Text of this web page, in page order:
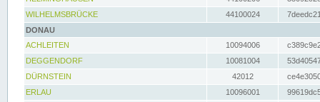
WILHELMSBRÜCKE
44100024
DONAU
ACHLEITEN
10094006
DEGGENDORF
10081004
DÜRNSTEIN
42012
ERLAU
10096001